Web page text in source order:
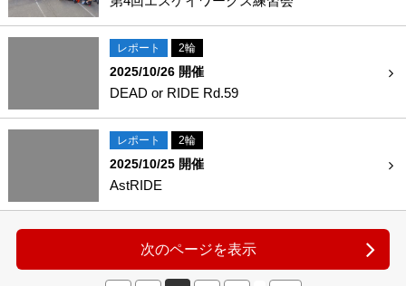
レポート 2輪
2025/10/26 開催
DEAD or RIDE Rd.59
レポート 2輪
2025/10/25 開催
AstRIDE
次のページを表示